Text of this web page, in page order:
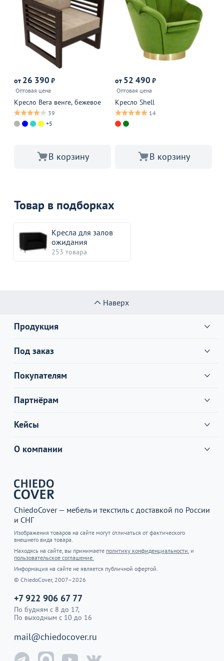
от 26 390 ₽
Оптовая цена
Кресло Вега венге, бежевое
39
+5
В корзину
от 52 490 ₽
Оптовая цена
Кресло Shell
14
В корзину
Товар в подборках
Кресла для залов
ожидания
253 товара
Наверх
Продукция
Под заказ
Покупателям
Партнёрам
Кейсы
О компании
ChiedoCover — мебель и текстиль с доставкой по России
и СНГ
Изображения товаров на сайте могут отличаться от фактического
внешнего вида товара.
Находясь на сайте, вы принимаете политику конфиденциальности. и
пользовательское соглашение.
Информация на сайте не является публичной офертой.
© ChiedoCover, 2007–2026
+7 922 906 67 77
По будням с 8 до 17,
По выходным с 10 до 16
mail@chiedocover.ru